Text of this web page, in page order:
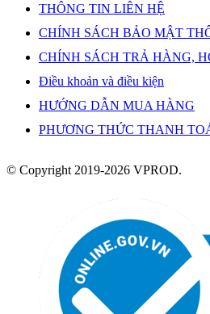
THÔNG TIN LIÊN HỆ
CHÍNH SÁCH BẢO MẬT
CHÍNH SÁCH TRẢ HÀNG,
Điều khoản và điều kiện
HƯỚNG DẪN MUA HÀNG
PHƯƠNG THỨC THANH
© Copyright 2019-2026 VPROD.